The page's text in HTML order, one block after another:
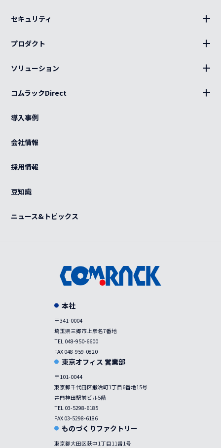
セキュリティ
プロダクト
キャビネット、部材
分電盤
特注品
OEM
ソリューション
キッティング
熱対策
カスタマイズ
感染症対策
コムラックDirect
カート
ご利用ガイド
導入事例
会社情報
採用情報
豆知識
ニュース&トピックス
本社
〒341-0004
埼玉県三郷市上彦名7番地
TEL 048-950-6600
FAX 048-959-0820
東京オフィス 営業部
〒101-0044
東京都千代田区鍛冶町1丁目6番地15号
井門神田駅前ビル5階
TEL 03-5298-6185
FAX 03-5298-6186
ものづくりファクトリー
東京都大田区荻中1丁目11番1号